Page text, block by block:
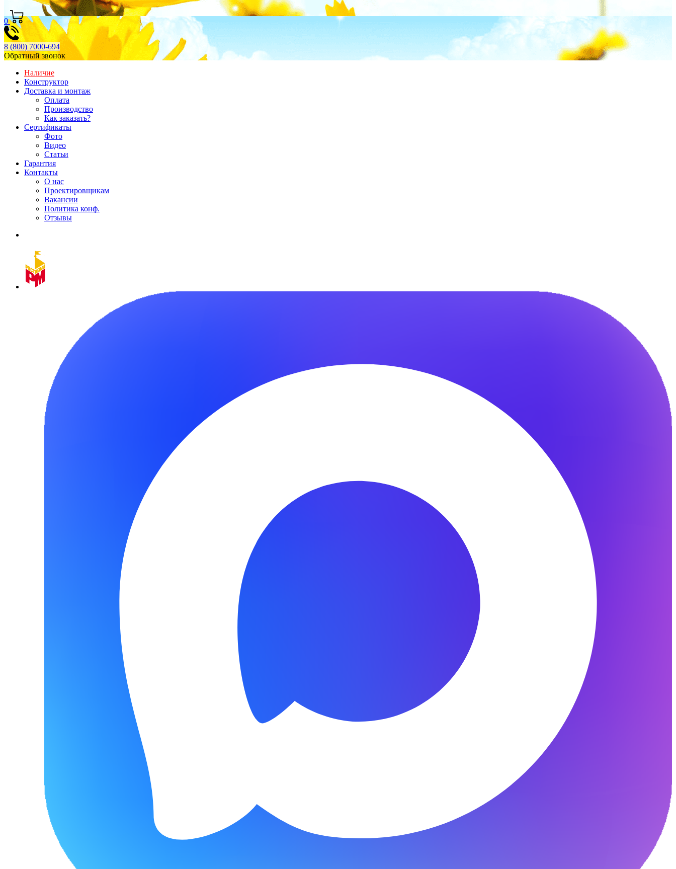
0
8 (800) 7000-694
Обратный звонок
Наличие
Конструктор
Доставка и монтаж
Оплата
Производство
Как заказать?
Сертификаты
Фото
Видео
Статьи
Гарантия
Контакты
О нас
Проектировщикам
Вакансии
Политика конф.
Отзывы